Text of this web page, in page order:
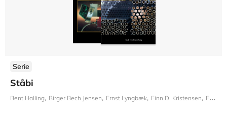
Serie
Ståbi
Bent Halling Birger Bech Jensen Ernst Lyngbæk Finn D. Kristensen Frode Iversen